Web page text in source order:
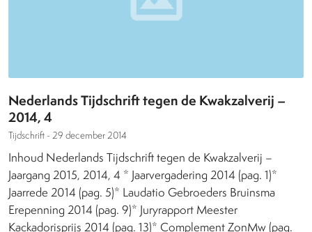
Nederlands Tijdschrift tegen de Kwakzalverij –
2014, 4
Tijdschrift - 29 december 2014
Inhoud Nederlands Tijdschrift tegen de Kwakzalverij –
Jaargang 2015, 2014, 4 * Jaarvergadering 2014 (pag. 1)*
Jaarrede 2014 (pag. 5)* Laudatio Gebroeders Bruinsma
Erepenning 2014 (pag. 9)* Juryrapport Meester
Kackadorisprijs 2014 (pag. 13)* Complement ZonMw (pag.